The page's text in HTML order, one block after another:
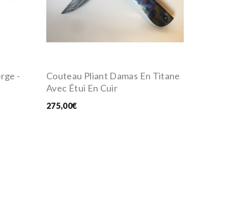
-
Couteau Pliant Damas En Titane
Avec Étui En Cuir
275,00€